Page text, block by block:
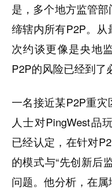
是，多个地方监管
缔辖内所有P2P。
次约谈更像是央地
P2P的风险已经到了
一名接近某P2P重
人士对PingWest品
已经认定，在针对
的模式与“先创新后
问题。他分析，在